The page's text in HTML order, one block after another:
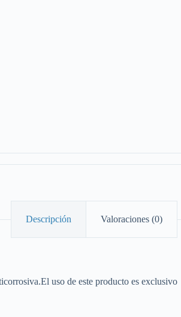
Descripción Valoraciones (0)
uso de este producto es exclusivo